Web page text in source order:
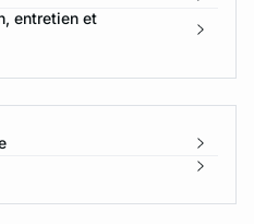
entretien et